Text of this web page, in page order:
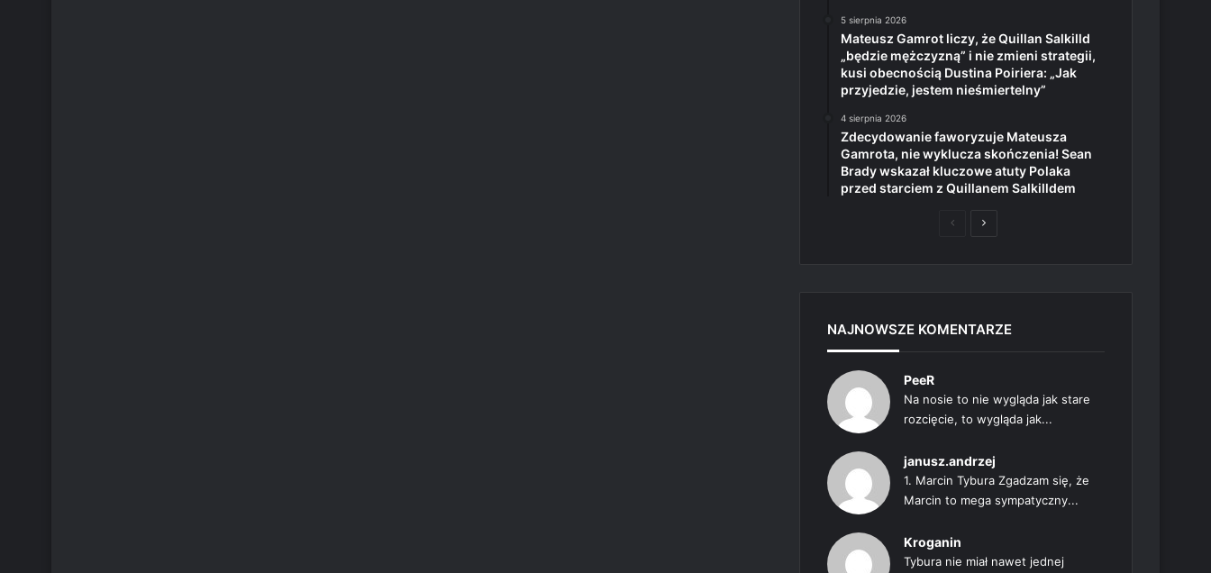
5 sierpnia 2026
Mateusz Gamrot liczy, że Quillan Salkilld
„będzie mężczyzną” i nie zmieni strategii,
kusi obecnością Dustina Poiriera: „Jak
przyjedzie, jestem nieśmiertelny”
4 sierpnia 2026
Zdecydowanie faworyzuje Mateusza
Gamrota, nie wyklucza skończenia! Sean
Brady wskazał kluczowe atuty Polaka
przed starciem z Quillanem Salkilldem
PoprzedniaNastępna
NAJNOWSZE KOMENTARZE
PeeR
Na nosie to nie wygląda jak stare
rozcięcie, to wygląda jak...
janusz.andrzej
1. Marcin Tybura Zgadzam się, że
Marcin to mega sympatyczny...
Kroganin
Tybura nie miał nawet jednej